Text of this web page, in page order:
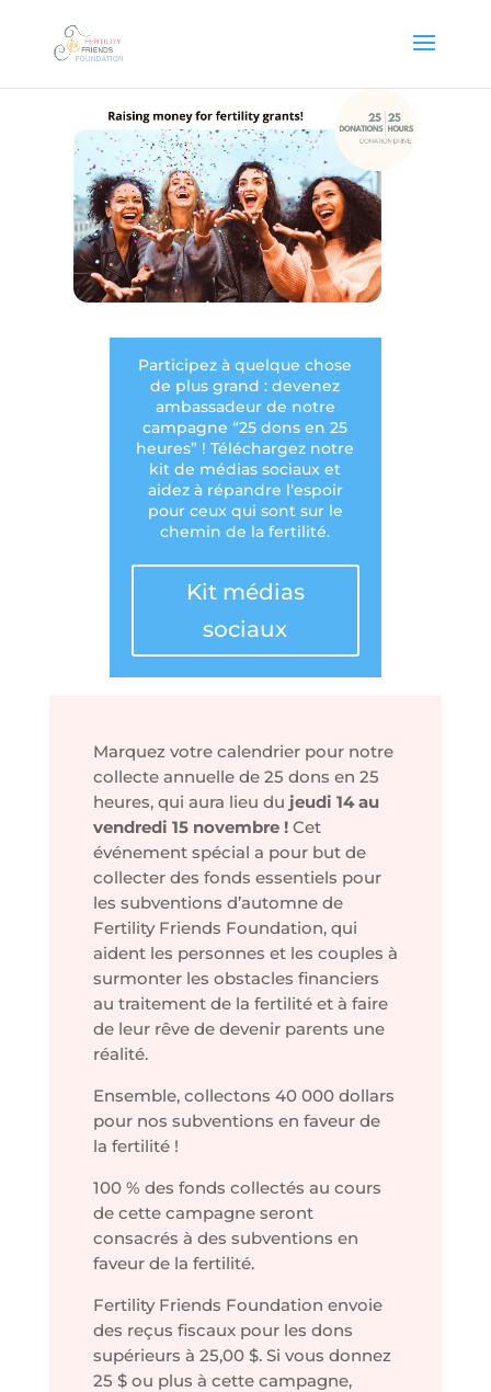
Participez à quelque chose
de plus grand : devenez
ambassadeur de notre
campagne “25 dons en 25
heures” ! Téléchargez notre
kit de médias sociaux et
aidez à répandre l’espoir
pour ceux qui sont sur le
chemin de la fertilité.
Kit médias
sociaux
Marquez votre calendrier pour notre
collecte annuelle de 25 dons en 25
heures, qui aura lieu du jeudi 14 au
vendredi 15 novembre !Cet
événement spécial a pour but de
collecter des fonds essentiels pour
les subventions d’automne de
Fertility Friends Foundation, qui
aident les personnes et les couples à
surmonter les obstacles financiers
au traitement de la fertilité et à faire
de leur rêve de devenir parents une
réalité.
Ensemble, collectons 40 000 dollars
pour nos subventions en faveur de
la fertilité !
100 % des fonds collectés au cours
de cette campagne seront
consacrés à des subventions en
faveur de la fertilité.
Fertility Friends Foundation envoie
des reçus fiscaux pour les dons
supérieurs à 25,00 $. Si vous donnez
25 $ ou plus à cette campagne,